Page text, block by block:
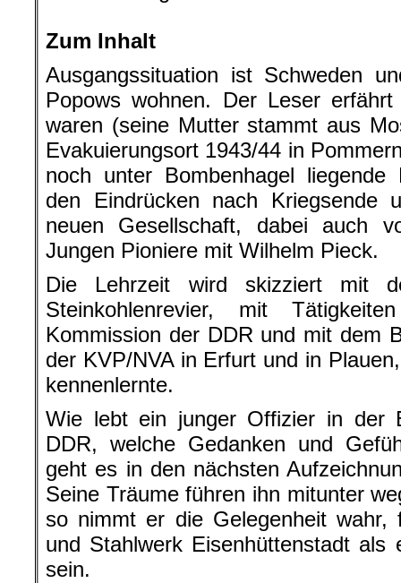
Zum Inhalt
Ausgangssituation ist Schweden
Popows wohnen. Der Leser
waren (seine Mutter stammt aus
Evakuierungsort 1943/44 in
noch unter Bombenhagel liegende
den Eindrücken nach Kriegsende
neuen Gesellschaft, dabei auch
Jungen Pioniere mit Wilhelm Pieck.
Die Lehrzeit wird skizziert mit
Steinkohlenrevier, mit
Kommission der DDR und mit dem
der KVP/NVA in Erfurt und in
kennenlernte.
Wie lebt ein junger Offizier in der
DDR, welche Gedanken und
geht es in den nächsten
Seine Träume führen ihn mitunter
so nimmt er die Gelegenheit
und Stahlwerk Eisenhüttenstadt als
sein.